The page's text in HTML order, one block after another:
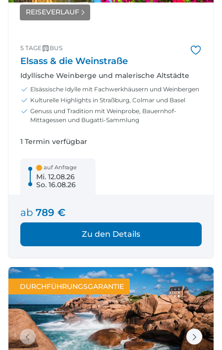
REISEVERLAUF
5 TAGE BUS
Elsass & die Weinstraße
Idyllische Weinberge und malerische Altstädte
Elsässische Idylle mit Fachwerkhäusern und Weinbergen
Kulturelle Highlights in Straßburg, Colmar und Basel
Genuss und Tradition mit Weinprobe, Bauernhof-
Mittagessen und Bugatti-Sammlung
auf Anfrage
Mi. 12.08.26
So. 16.08.26
1 Termin verfügbar
ab 789 €
Zu den Details
DURCHFÜHRUNGSGARANTIE